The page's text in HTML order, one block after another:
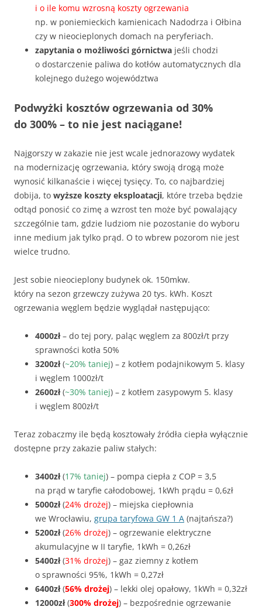
i o ile komu wzrosną koszty ogrzewania
np. w poniemieckich kamienicach Nadodrza i Ołbina
czy w nieocieplonych domach na peryferiach.
zapytania o możliwości górnictwa jeśli chodzi
o dostarczenie paliwa do kotłów automatycznych dla
kolejnego dużego województwa
Podwyżki kosztów ogrzewania od 30%
do 300% – to nie jest naciągane!
Najgorszy w zakazie nie jest wcale jednorazowy wydatek
na modernizację ogrzewania, który swoją drogą może
wynosić kilkanaście i więcej tysięcy. To, co najbardziej
dobija, to wyższe koszty eksploatacji, które trzeba będzie
odtąd ponosić co zimę a wzrost ten może być powalający
szczególnie tam, gdzie ludziom nie pozostanie do wyboru
inne medium jak tylko prąd. O to wbrew pozorom nie jest
wielce trudno.
Jest sobie nieocieplony budynek ok. 150mkw.
który na sezon grzewczy zużywa 20 tys. kWh. Koszt
ogrzewania węglem będzie wyglądał następująco:
4000zł– do tej pory, paląc węglem za 800zł/t przy
sprawności kotła 50%
3200zł(~20% taniej) – z kotłem podajnikowym 5. klasy
i węglem 1000zł/t
2600zł(~30% taniej) – z kotłem zasypowym 5. klasy
i węglem 800zł/t
Teraz zobaczmy ile będą kosztowały źródła ciepła wyłącznie
dostępne przy zakazie paliw stałych:
3400zł(17% taniej) – pompa ciepła z COP = 3,5
na prąd w taryfie całodobowej, 1kWh prądu = 0,6zł
5000zł(24% drożej) – miejska ciepłownia
we Wrocławiu, grupa taryfowa GW 1 A (najtańsza?)
5200zł(26% drożej) – ogrzewanie elektryczne
akumulacyjne w II taryfie, 1kWh = 0,26zł
5400zł(31% drożej) – gaz ziemny z kotłem
o sprawności 95%, 1kWh = 0,27zł
6400zł(56% drożej) – lekki olej opałowy, 1kWh = 0,32zł
12000zł(300% drożej) – bezpośrednie ogrzewanie